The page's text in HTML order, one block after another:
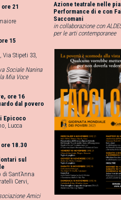
21
15
Stipeti 33,
Sociale Nanina
Mia Voce
ore 16
dal povero
Epicoco
Lucca
18.30
sul
Sant’Anna
Cervi,
Amici
Azione teatrale nelle
Performance di e con
Saccomani
in collaborazione con
per le arti contemporanee